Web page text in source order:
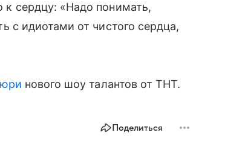
сердцу: «Надо понимать,
с идиотами от чистого сердца,
нового шоу талантов от ТНТ.
Поделиться